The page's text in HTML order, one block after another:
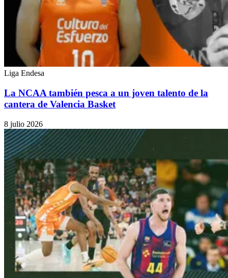
Liga Endesa
La NCAA también pesca a un joven talento de la
cantera de Valencia Basket
8 julio 2026